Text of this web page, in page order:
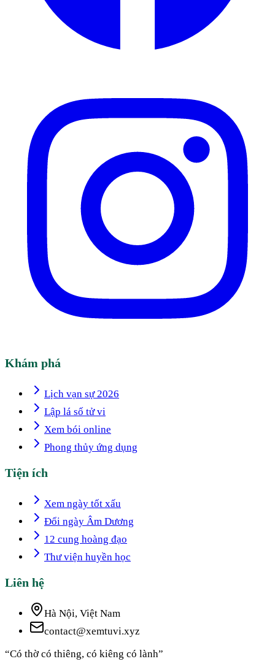
Khám phá
Lịch vạn sự 2026
Lập lá số tử vi
Xem bói online
Phong thủy ứng dụng
Tiện ích
Xem ngày tốt xấu
Đổi ngày Âm Dương
12 cung hoàng đạo
Thư viện huyền học
Liên hệ
Hà Nội, Việt Nam
contact@xemtuvi.xyz
“Có thờ có thiêng, có kiêng có lành”